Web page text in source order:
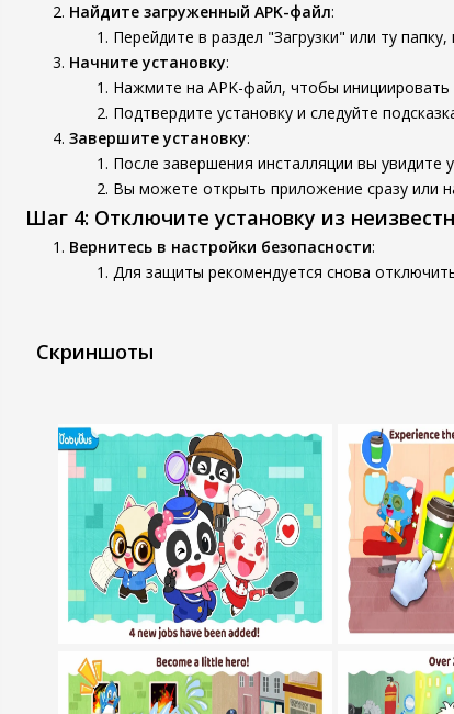
Найдите загруженный APK-файл:
Перейдите в раздел "Загрузки" или ту
Начните установку:
Нажмите на APK-файл, чтобы инициировать
Подтвердите установку и следуйте
Завершите установку:
После завершения инсталляции вы увидите
Вы можете открыть приложение сразу или
Шаг 4: Отключите установку из
Вернитесь в настройки безопасности:
Для защиты рекомендуется снова
Скриншоты